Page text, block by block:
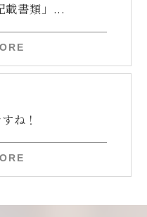
載書類」...
ね！